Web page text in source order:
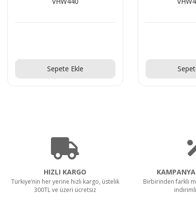
Sepete Ekle
HIZLI KARGO
Türkiye’nin her yerine hızlı kargo, üstelik
300TL ve üzeri ücretsiz
Birbirinden farklı